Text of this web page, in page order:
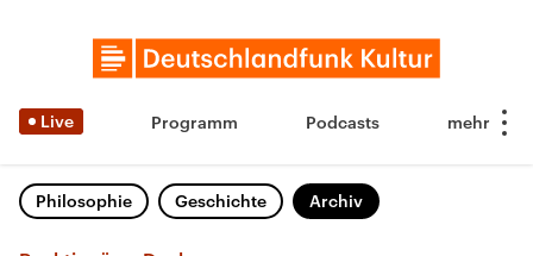
Live Programm Podcasts
Philosophie Geschichte Archiv